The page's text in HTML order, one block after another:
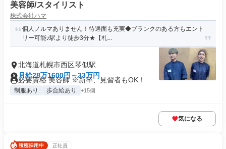
美容師/スタイリスト
株式会社ハマ
個人ノルマありません！待遇面も充実◆ブランクのある方もエント
リー可能♪駅より徒歩3分★【札...
北海道札幌市西区琴似駅
月給28万1600円～33万円
必要資格 美容師 ※新卒、見習者もOK！
制服あり 歩合給あり +15個
気になる
正社員